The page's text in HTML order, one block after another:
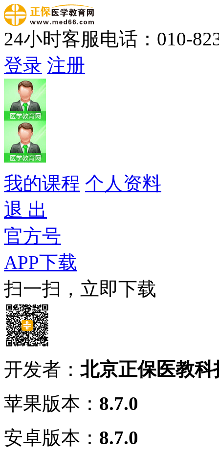
24小时客服电话：010-
登录 注册
我的课程 个人资料
退 出
官方号
APP下载
扫一扫，立即下载
开发者： 北京正保医教
苹果版本： 8.7.0
安卓版本： 8.7.0